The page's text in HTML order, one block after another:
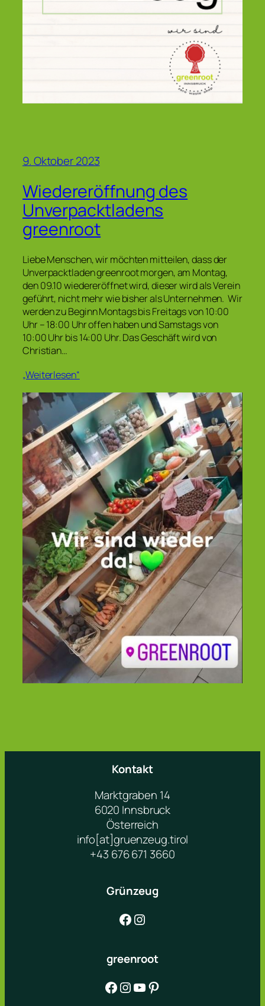
9. Oktober 2023
Wiedereröffnung des
Unverpacktladens
greenroot
Liebe Menschen, wir möchten mitteilen, dass der
Unverpacktladen greenroot morgen, am Montag,
den 09.10 wiedereröffnet wird, dieser wird als Verein
geführt, nicht mehr wie bisher als Unternehmen. Wir
werden zu Beginn Montags bis Freitags von 10:00
Uhr – 18:00 Uhr offen haben und Samstags von
10:00 Uhr bis 14:00 Uhr. Das Geschäft wird von
Christian…
„Weiterlesen“
Kontakt
Marktgraben 14
6020 Innsbruck
Österreich
info[at]gruenzeug.tirol
+43 676 671 3660
Grünzeug
Facebook Instagram
greenroot
Facebook Instagram YouTube Pinterest